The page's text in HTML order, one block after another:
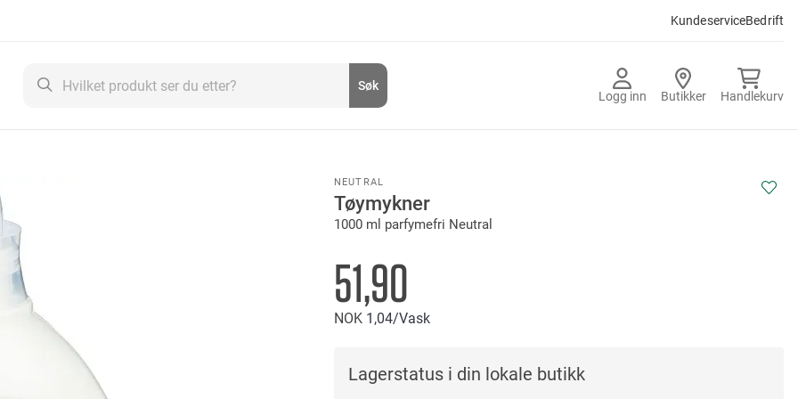
KundeserviceBedrift
Logg inn Butikker Handlekurv
Søk
NEUTRAL
Tøymykner
1000 ml parfymefri Neutral
51,90
NOK 1 04/Vask
Lagerstatus i din lokale butikk